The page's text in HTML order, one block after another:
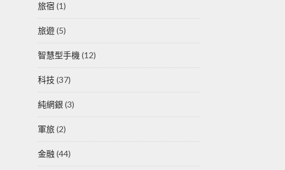
旅宿 (1)
旅遊(5)
智慧型手機 (12)
科技 (37)
純網銀 (3)
軍旅(2)
金融 (44)